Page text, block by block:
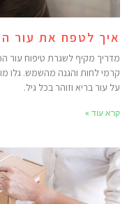
לטפח את עור
מקיף לשגרת טיפוח עור
לחות והגנה מהשמש. גלו
עור בריא וזוהר בכל גיל.
עוד »